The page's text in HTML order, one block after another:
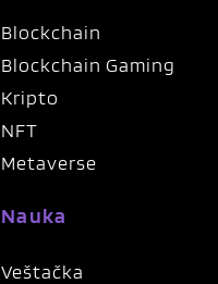
Blockchain
Blockchain Gaming
Kripto
NFT
Metaverse
Nauka
Veštačka